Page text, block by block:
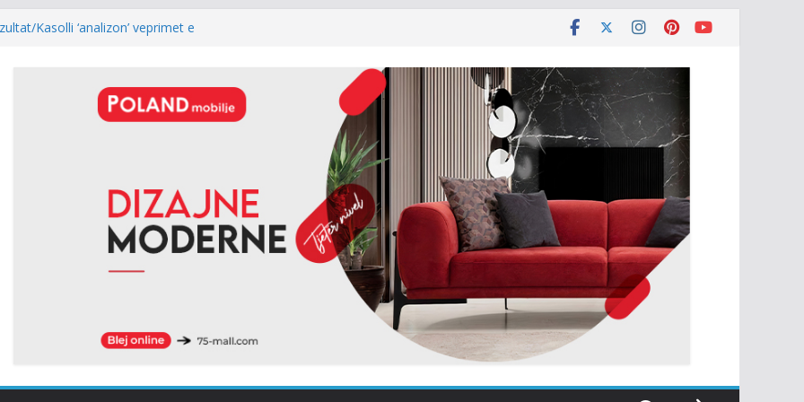
Kasolli ‘analizon’ veprimet e
dhe pa rëndësi
Pesë zyrtarët e Listës Serbe do të
Gjinovci shpërthen ndaj LDK-së: